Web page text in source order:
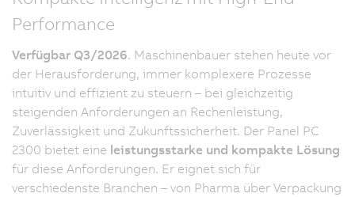
Performance
Verfügbar Q3/2026. Maschinenbauer stehen heute vor
der Herausforderung, immer komplexere Prozesse
intuitiv und effizient zu steuern – bei gleichzeitig
steigenden Anforderungen an Rechenleistung,
Zuverlässigkeit und Zukunftssicherheit. Der Panel PC
2300 bietet eine leistungsstarke und kompakte Lösung
für diese Anforderungen. Er eignet sich für
verschiedenste Branchen – von Pharma über Verpackung